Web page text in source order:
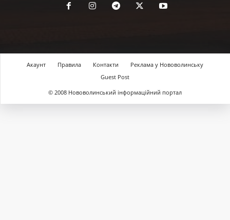
Акаунт Правила Контакти
Реклама у Нововолинську
Guest Post
© 2008 Нововолинський інформаційний портал